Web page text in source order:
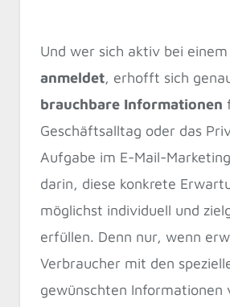
Und wer sich aktiv bei einem
anmeldet, erhofft sich
brauchbare Informationen
Geschäftsalltag oder das
Aufgabe im E-Mail-
darin, diese konkrete
möglichst individuell und
erfüllen. Denn nur, wenn
Verbraucher mit den
gewünschten Informationen